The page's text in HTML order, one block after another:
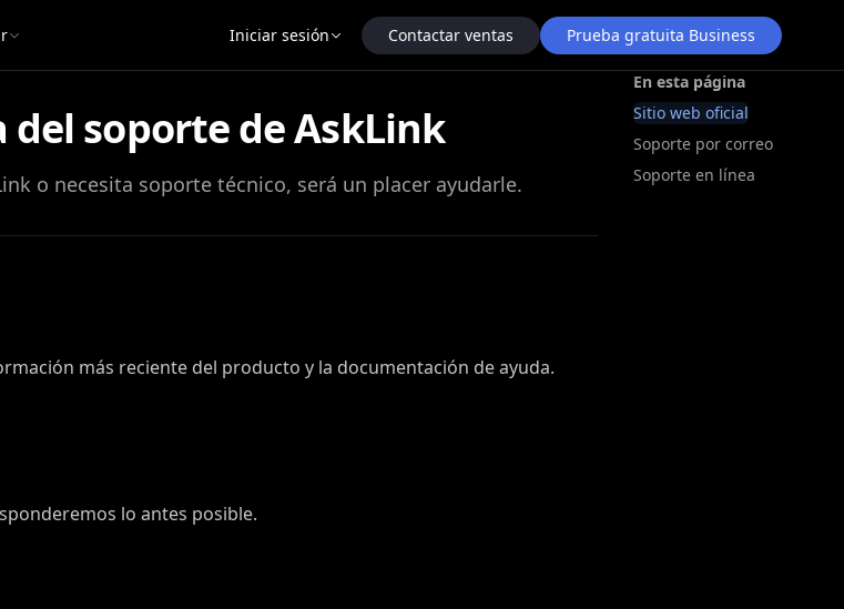
Iniciar sesión Contactar ventas Prueba gratuita Business
soporte de AskLink
o necesita soporte técnico, será un placer ayudarle.
más reciente del producto y la documentación de ayuda.
lo antes posible.
En esta página
Sitio web oficial
Soporte por correo
Soporte en línea